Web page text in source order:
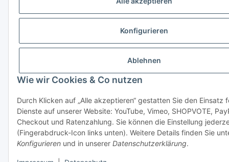
Konfigurieren
Ablehnen
Wie wir Cookies & Co nutzen
Durch Klicken auf „Alle akzeptieren“ gestatten Sie den Einsatz
Dienste auf unserer Website: YouTube, Vimeo, SHOPVOTE,
Checkout und Ratenzahlung. Sie können die Einstellung
(Fingerabdruck-Icon links unten). Weitere Details finden Sie
Konfigurieren und in unserer Datenschutzerklärung.